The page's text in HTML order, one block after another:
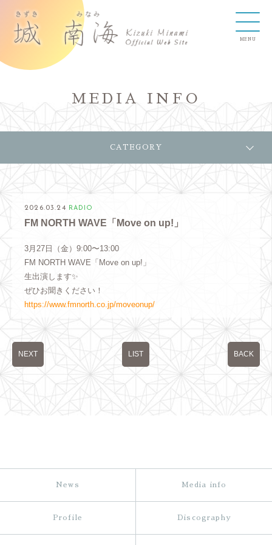
MEDIA INFO
CATEGORY
2026.03.24 RADIO
FM NORTH WAVE「Move on up!」
3月27日（金）9:00〜13:00
FM NORTH WAVE「Move on up!」
生出演します✨
ぜひお聞きください！
https://www.fmnorth.co.jp/moveonup/
NEXT LIST BACK
News Media info
Profile Discography